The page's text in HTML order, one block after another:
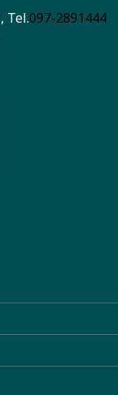
, Tel.097-2891444